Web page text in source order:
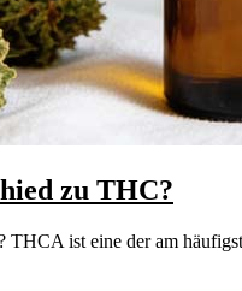
zu THC?
ist eine der am